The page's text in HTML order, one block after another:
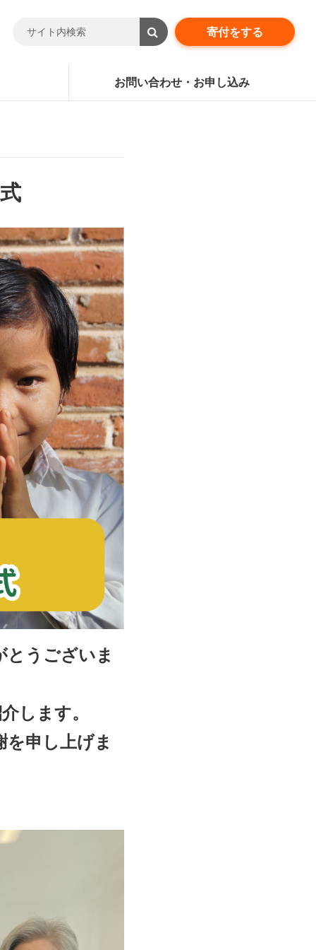
寄付をする
お問い合わせ・お申し込み
うございま
します。
申し上げま